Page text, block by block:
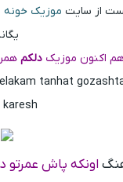
از سایت موزیک خونه
اکنون موزیکدلکم
tanhat
karesh
اونکه پاش عمرتو